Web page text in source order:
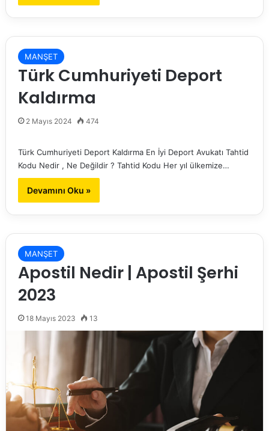
MANŞET
Türk Cumhuriyeti Deport
Kaldırma
2 Mayıs 2024 474
Türk Cumhuriyeti Deport Kaldırma En İyi Deport Avukatı Tahtid
Kodu Nedir , Ne Değildir ? Tahtid Kodu Her yıl ülkemize…
Devamını Oku »
MANŞET
Apostil Nedir | Apostil Şerhi
2023
18 Mayıs 2023 13